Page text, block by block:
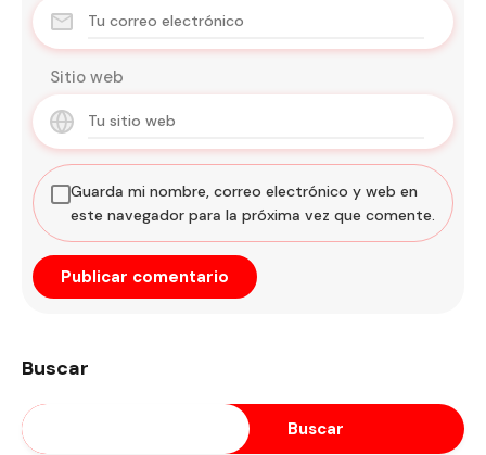
Sitio web
Guarda mi nombre, correo electrónico y web en
este navegador para la próxima vez que comente.
Buscar
Buscar